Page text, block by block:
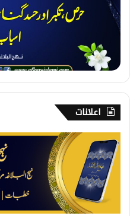
س
ب
ا
گ
ن
ا
ہ
اعلانات